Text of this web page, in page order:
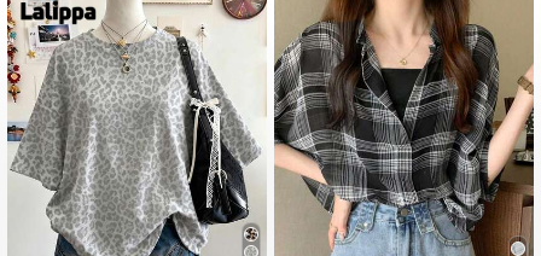
4.91 6.6M フォロワー
4.91 6.6M フォロワー
4.91 6.6M フォロワー